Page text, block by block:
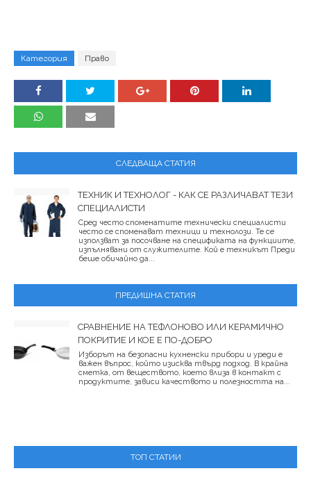
Категория Право
СЛЕДВАЩА СТАТИЯ
ТЕХНИК И ТЕХНОЛОГ - КАК СЕ РАЗЛИЧАВАТ ТЕЗИ
СПЕЦИАЛИСТИ
Сред често споменатите технически специалисти
често се споменават техници и технолози. Те се
използват за посочване на спецификата на функциите,
изпълнявани от служителите. Кой е техникът Преди
беше обичайно да...
ПРЕДИШНА СТАТИЯ
СРАВНЕНИЕ НА ТЕФЛОНОВО ИЛИ КЕРАМИЧНО
ПОКРИТИЕ И КОЕ Е ПО-ДОБРО
Изборът на безопасни кухненски прибори и уреди е
важен въпрос, който изисква твърд подход. В крайна
сметка, от веществото, което влиза в контакт с
продуктите, зависи качеството и полезността на...
ТОП СТАТИИ